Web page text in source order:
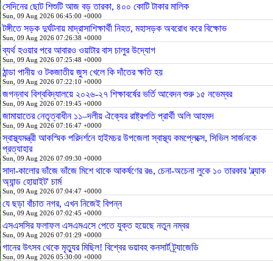
সেদিনের ছোট শিশুটি আজ বড় তারকা, ৪০০ কোটি টাকার মালিক
Sun, 09 Aug 2026 06:45:00 +0000
টঙ্গীতে সড়ক দুর্ঘটনায় মাদ্রাসাশিক্ষার্থী নিহত, মহাসড়ক অবরোধ করে বিক্ষোভ
Sun, 09 Aug 2026 07:26:38 +0000
ব্যর্থ হওয়ার পরে আবারও ওয়াটার বাস চালুর উদ্যোগ
Sun, 09 Aug 2026 07:25:48 +0000
ঠান্ডা পানীয় ও টকজাতীয় জুস খেলে কি দাঁতের ক্ষতি হয়
Sun, 09 Aug 2026 07:22:10 +0000
জগন্নাথ বিশ্ববিদ্যালয়ে ২০২৬-২৭ শিক্ষাবর্ষের ভর্তি আবেদন শুরু ১৫ নভেম্বর
Sun, 09 Aug 2026 07:19:45 +0000
জামায়াতের নেতৃত্বাধীন ১১–দলীয় ঐক্যের রাষ্ট্রপতি প্রার্থী অলি আহমদ
Sun, 09 Aug 2026 07:16:47 +0000
স্বাস্থ্যমন্ত্রী আকস্মিক পরিদর্শনে হাইমচর উপজেলা স্বাস্থ্য কমপ্লেক্সে, সিভিল সার্জনকে
প্রত্যাহার
Sun, 09 Aug 2026 07:09:30 +0000
সাদা-কালোর ভাঁজে ভাঁজে মিশে থাকে আকর্ষণের রঙ, চেনা-অচেনা লুকে ১০ তারকার 'ব্ল্যাক
অ্যান্ড হোয়াইট' চার্ম
Sun, 09 Aug 2026 07:04:47 +0000
যে ছড়া বাঁচাত নগর, এখন নিজেই বিপন্ন
Sun, 09 Aug 2026 07:02:45 +0000
এসএসসির ফলাফল এসএমএসে পেতে যুক্ত হয়েছে নতুন নম্বর
Sun, 09 Aug 2026 07:01:29 +0000
গানের উৎসব থেকে মৃত্যুর মিছিল! বিশ্বের ভয়াবহ কনসার্ট ট্র্যাজেডি
Sun, 09 Aug 2026 05:30:00 +0000